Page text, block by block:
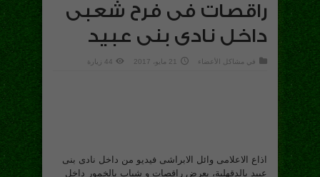
راقصات فى فرح شعبى
داخل نادى بنى عبيد
في مشاكل الأعضاء 21 مايو، 2017 44 زيارة
اذاع الاعلامى وائل الابراشى فيديو من داخل نادى بنى
عبيد بالدقهلية، يعرض راقصات و شباب بالخمور داخل